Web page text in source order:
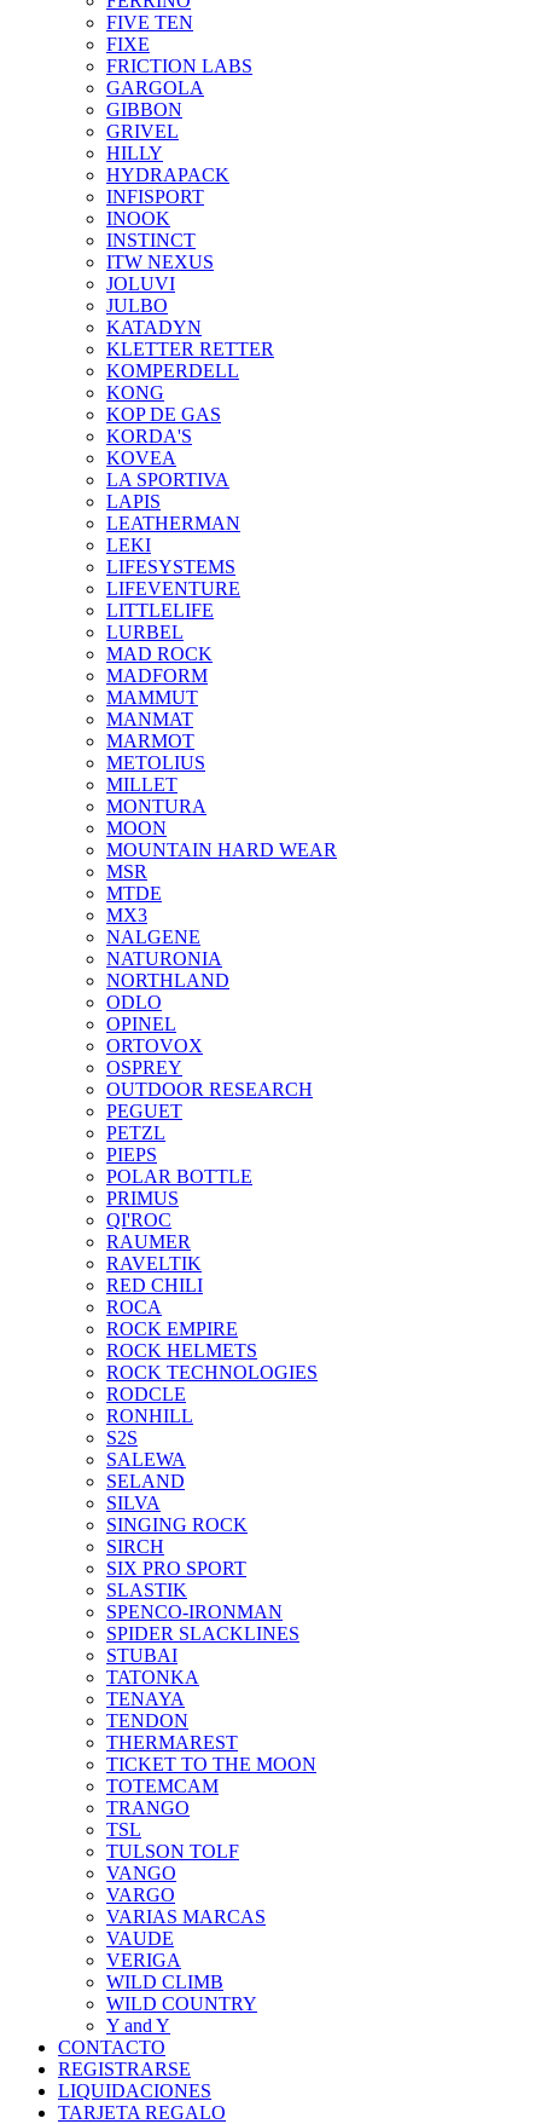
FIVE TEN
FIXE
FRICTION LABS
GARGOLA
GIBBON
GRIVEL
HILLY
HYDRAPACK
INFISPORT
INOOK
INSTINCT
ITW NEXUS
JOLUVI
JULBO
KATADYN
KLETTER RETTER
KOMPERDELL
KONG
KOP DE GAS
KORDA'S
KOVEA
LA SPORTIVA
LAPIS
LEATHERMAN
LEKI
LIFESYSTEMS
LIFEVENTURE
LITTLELIFE
LURBEL
MAD ROCK
MADFORM
MAMMUT
MANMAT
MARMOT
METOLIUS
MILLET
MONTURA
MOON
MOUNTAIN HARD WEAR
MSR
MTDE
MX3
NALGENE
NATURONIA
NORTHLAND
ODLO
OPINEL
ORTOVOX
OSPREY
OUTDOOR RESEARCH
PEGUET
PETZL
PIEPS
POLAR BOTTLE
PRIMUS
QI'ROC
RAUMER
RAVELTIK
RED CHILI
ROCA
ROCK EMPIRE
ROCK HELMETS
ROCK TECHNOLOGIES
RODCLE
RONHILL
S2S
SALEWA
SELAND
SILVA
SINGING ROCK
SIRCH
SIX PRO SPORT
SLASTIK
SPENCO-IRONMAN
SPIDER SLACKLINES
STUBAI
TATONKA
TENAYA
TENDON
THERMAREST
TICKET TO THE MOON
TOTEMCAM
TRANGO
TSL
TULSON TOLF
VANGO
VARGO
VARIAS MARCAS
VAUDE
VERIGA
WILD CLIMB
WILD COUNTRY
Y and Y
CONTACTO
REGISTRARSE
LIQUIDACIONES
TARJETA REGALO